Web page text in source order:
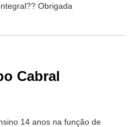
Obrigada
Cabral
14 anos na função de